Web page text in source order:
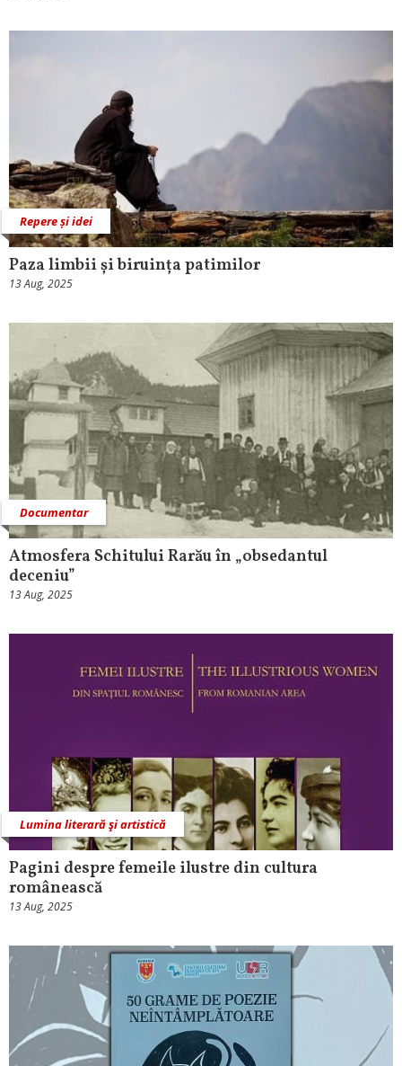
Repere și idei
Paza limbii și biruința patimilor
13 Aug, 2025
Documentar
Atmosfera Schitului Rarău în „obsedantul
deceniu”
13 Aug, 2025
Lumina literară şi artistică
Pagini despre femeile ilustre din cultura
românească
13 Aug, 2025